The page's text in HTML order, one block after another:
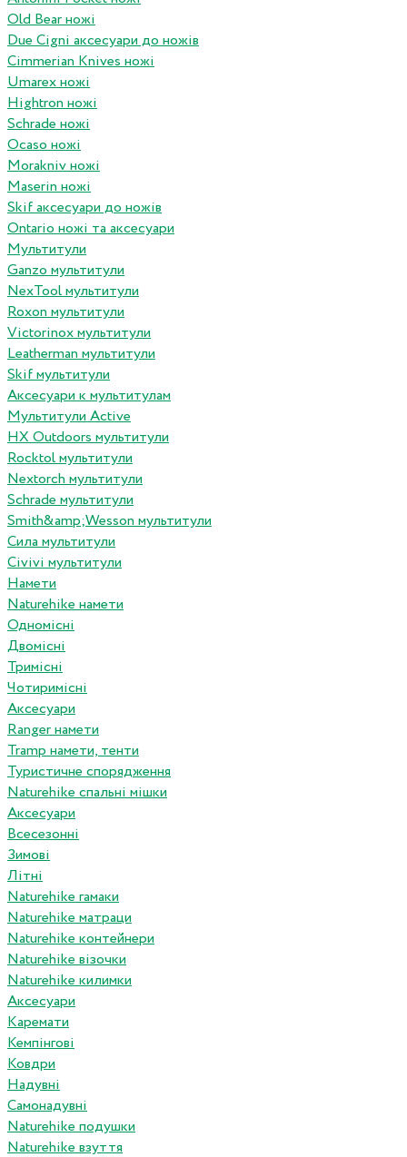
Old Bear ножі
Due Cigni аксесуари до ножів
Cimmerian Knives ножі
Umarex ножі
Hightron ножі
Schrade ножі
Ocaso ножі
Morakniv ножі
Maserin ножі
Skif аксесуари до ножів
Ontario ножі та аксесуари
Мультитули
Ganzo мультитули
NexTool мультитули
Roxon мультитули
Victorinox мультитули
Leatherman мультитули
Skif мультитули
Аксесуари к мультитулам
Мультитули Active
HX Outdoors мультитули
Rocktol мультитули
Nextorch мультитули
Schrade мультитули
Smith&amp;Wesson мультитули
Сила мультитули
Civivi мультитули
Намети
Naturehike намети
Одномісні
Двомісні
Тримісні
Чотиримісні
Аксесуари
Ranger намети
Tramp намети, тенти
Туристичне спорядження
Naturehike спальні мішки
Аксесуари
Всесезонні
Зимові
Літні
Naturehike гамаки
Naturehike матраци
Naturehike контейнери
Naturehike візочки
Naturehike килимки
Аксесуари
Каремати
Кемпінгові
Ковдри
Надувні
Самонадувні
Naturehike подушки
Naturehike взуття